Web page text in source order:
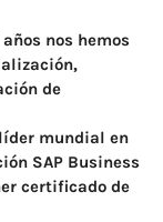
nos hemos
de
mundial en
SAP Business
certificado de